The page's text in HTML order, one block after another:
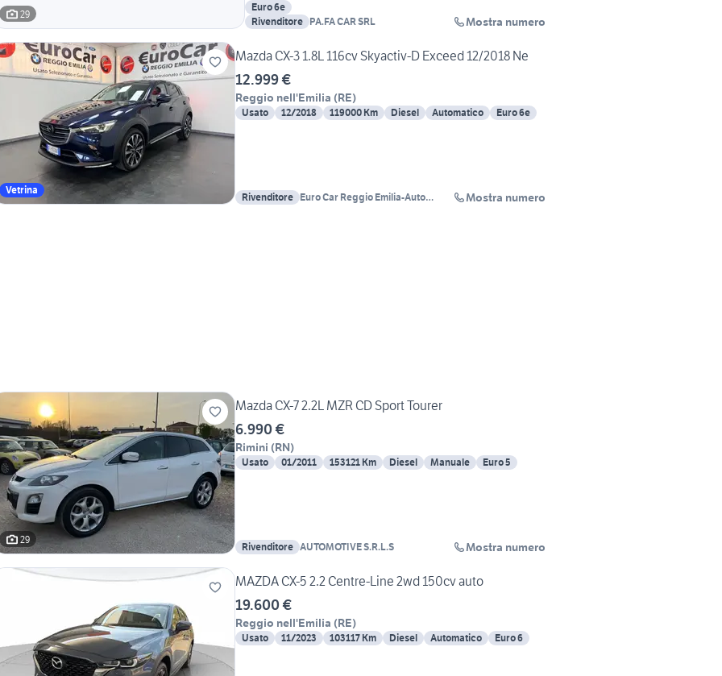
29
Euro 6e
Rivenditore PA.FA CAR SRL Mostra numero
Vetrina
Mazda CX-3 1.8L 116cv Skyactiv-D Exceed 12/2018 Ne
12.999 €
Reggio nell'Emilia (RE)
Usato 12/2018 119000 Km Diesel Automatico Euro 6e
Rivenditore Euro Car Reggio Emilia-Auto
Mostra numero
29
Mazda CX-7 2.2L MZR CD Sport Tourer
6.990 €
Rimini (RN)
Usato 01/2011 153121 Km Diesel Manuale Euro 5
Rivenditore AUTOMOTIVE S.R.L.S Mostra numero
MAZDA CX-5 2.2 Centre-Line 2wd 150cv auto
19.600 €
Reggio nell'Emilia (RE)
Usato 11/2023 103117 Km Diesel Automatico Euro 6